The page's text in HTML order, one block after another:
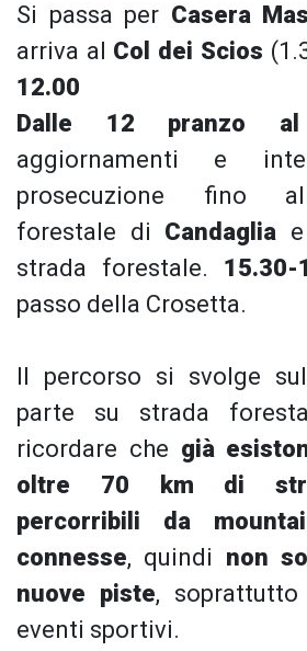
Si passa per Casera
arriva al Col dei Scios
12.00
Dalle 12 pranzo al
aggiornamenti e
prosecuzione fino
forestale di Candaglia
strada forestale. 15.30-
passo della Crosetta.
Il percorso si svolge
parte su strada
ricordare che già
oltre 70 km di
percorribili da
connesse, quindi non
nuove piste,
eventi sportivi.